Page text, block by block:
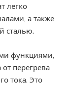
легко
а также
сталью.
функциями,
перегрева
тока. Это